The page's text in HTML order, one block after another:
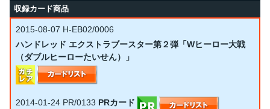
収録カード商品
2015-08-07 H-EB02/0006
ハンドレッド エクストラブースター第２弾「Wヒーロー大戦
（ダブルヒーローたいせん）」
2014-01-24 PR/0133 PRカード